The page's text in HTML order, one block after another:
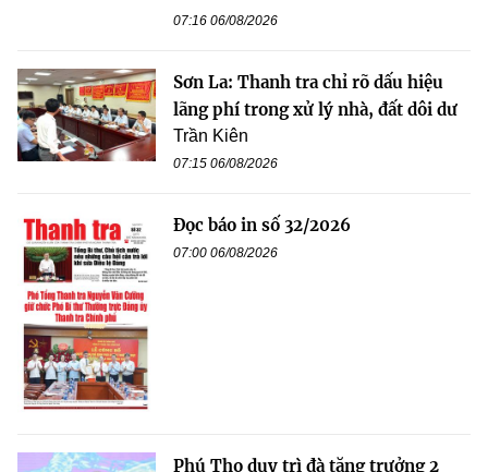
07:16 06/08/2026
Sơn La: Thanh tra chỉ rõ dấu hiệu
lãng phí trong xử lý nhà, đất dôi dư
Trần Kiên
07:15 06/08/2026
Đọc báo in số 32/2026
07:00 06/08/2026
Phú Thọ duy trì đà tăng trưởng 2